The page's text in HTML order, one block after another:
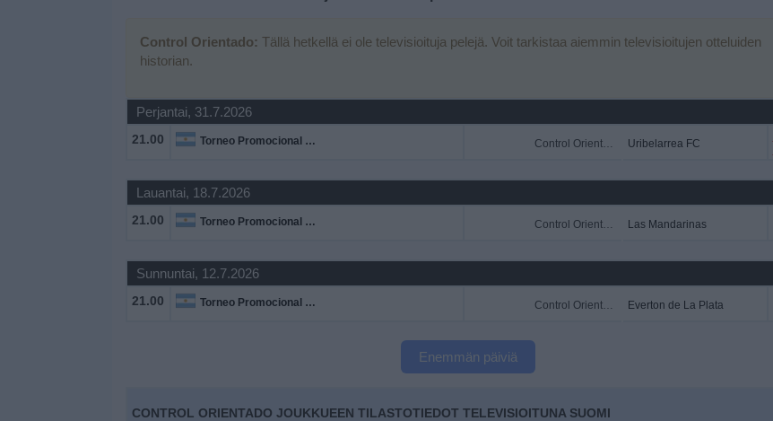
Control Orientado: Tällä hetkellä ei ole televisioituja pelejä. Voit tarkistaa aiemmin televisioitujen otteluiden
historian.
Perjantai, 31.7.2026
21.00 Torneo Promocional Amateur Control Orientado Uribelarrea FC
Lauantai, 18.7.2026
21.00 Torneo Promocional Amateur Control Orientado Las Mandarinas
Sunnuntai, 12.7.2026
21.00 Torneo Promocional Amateur Control Orientado Everton de La Plata
Enemmän päiviä
CONTROL ORIENTADO JOUKKUEEN TILASTOTIEDOT TELEVISIOITUNA SUOMI